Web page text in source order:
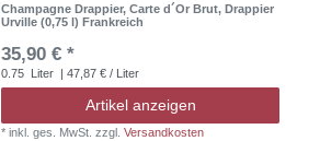
Champagne Drappier, Carte d´Or Brut, Drappier
Urville (0,75 l) Frankreich
35,90 € *
0.75 Liter | 47,87 € / Liter
Artikel anzeigen
*inkl. ges. MwSt. zzgl.Versandkosten